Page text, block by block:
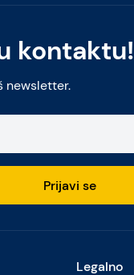
kontaktu!
newsletter.
Prijavi se
Legalno